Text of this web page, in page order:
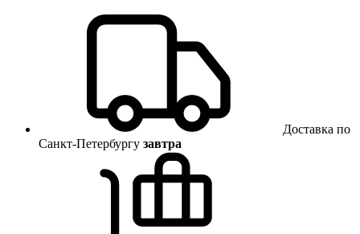
Доставка по
Санкт-Петербургу завтра